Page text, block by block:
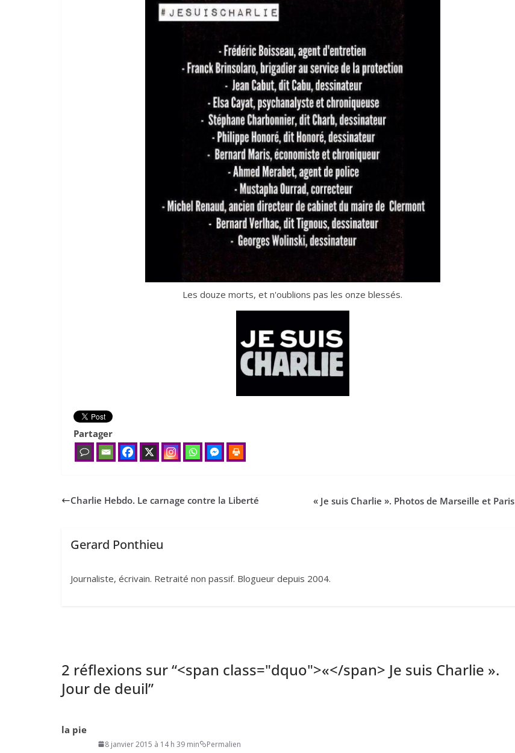
Les douze morts, et n'oublions pas les onze blessés.
Partager
Charlie Hebdo. Le carnage contre la Liberté « Je suis Charlie ». Photos de Marseille et Paris
Gerard Ponthieu
Journaliste, écrivain. Retraité non passif. Blogueur depuis 2004.
2 réflexions sur “<span class="dquo">«</span> Je suis Charlie ».
Jour de deuil”
la pie
8 janvier 2015 à 14 h 39 min Permalien